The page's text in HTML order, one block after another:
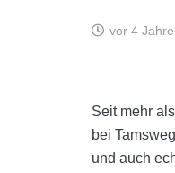
vor 4
Seit mehr
bei
und auch